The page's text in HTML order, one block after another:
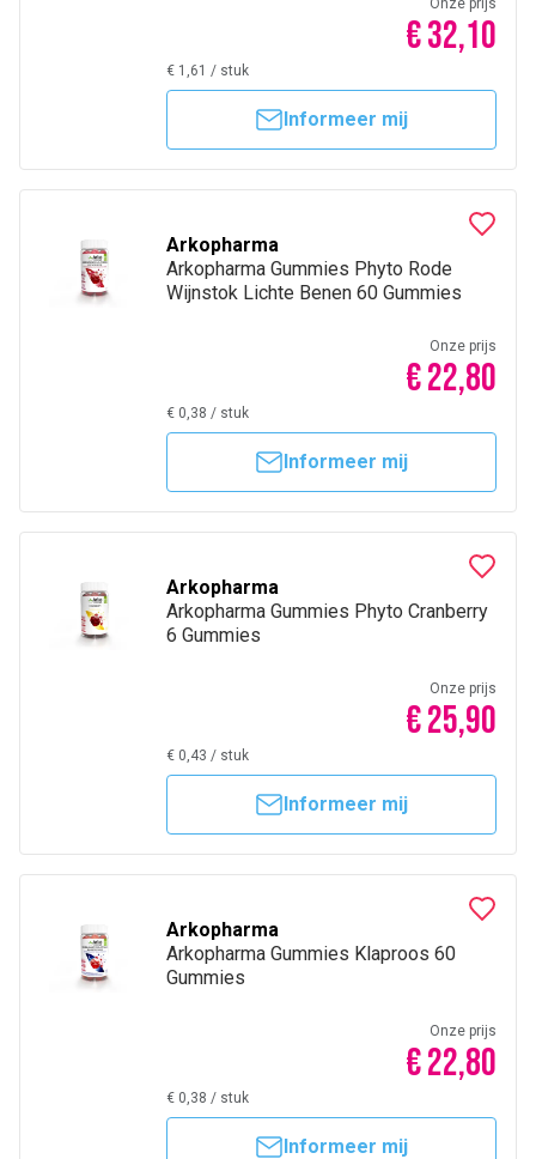
Onze prijs
€ 32,10
€ 1,61 / stuk
Informeer mij
Arkopharma
Arkopharma Gummies Phyto Rode
Wijnstok Lichte Benen 60 Gummies
Onze prijs
€ 22,80
€ 0,38 / stuk
Informeer mij
Arkopharma
Arkopharma Gummies Phyto Cranberry
6 Gummies
Onze prijs
€ 25,90
€ 0,43 / stuk
Informeer mij
Arkopharma
Arkopharma Gummies Klaproos 60
Gummies
Onze prijs
€ 22,80
€ 0,38 / stuk
Informeer mij